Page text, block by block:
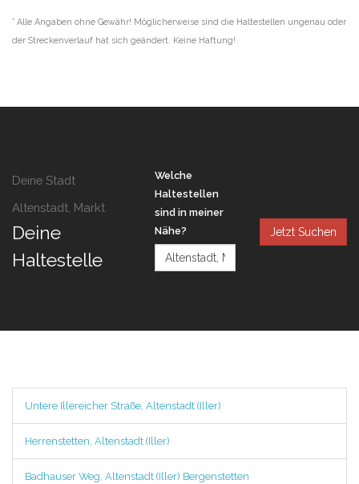
* Alle Angaben ohne Gewähr! Möglicherweise sind die Haltestellen ungenau oder
der Streckenverlauf hat sich geändert. Keine Haftung!
Deine Stadt
Altenstadt, Markt
Deine
Haltestelle
Welche
Haltestellen
sind in meiner
Nähe?
Jetzt Suchen
Untere Illereicher Straße, Altenstadt (Iller)
Herrenstetten, Altenstadt (Iller)
Badhauser Weg, Altenstadt (Iller) Bergenstetten